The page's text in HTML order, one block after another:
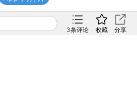
3条评论 收藏 分享